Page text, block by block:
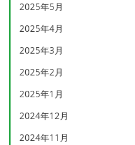
2025年5月
2025年4月
2025年3月
2025年2月
2025年1月
2024年12月
2024年11月